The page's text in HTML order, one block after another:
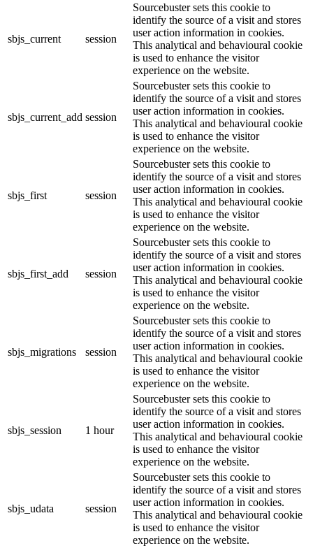
sbjs_current session
Sourcebuster sets this cookie to
identify the source of a visit and stores
user action information in cookies.
This analytical and behavioural cookie
is used to enhance the visitor
experience on the website.
sbjs_current_add session
Sourcebuster sets this cookie to
identify the source of a visit and stores
user action information in cookies.
This analytical and behavioural cookie
is used to enhance the visitor
experience on the website.
sbjs_first session
Sourcebuster sets this cookie to
identify the source of a visit and stores
user action information in cookies.
This analytical and behavioural cookie
is used to enhance the visitor
experience on the website.
sbjs_first_add session
Sourcebuster sets this cookie to
identify the source of a visit and stores
user action information in cookies.
This analytical and behavioural cookie
is used to enhance the visitor
experience on the website.
sbjs_migrations session
Sourcebuster sets this cookie to
identify the source of a visit and stores
user action information in cookies.
This analytical and behavioural cookie
is used to enhance the visitor
experience on the website.
sbjs_session 1 hour
Sourcebuster sets this cookie to
identify the source of a visit and stores
user action information in cookies.
This analytical and behavioural cookie
is used to enhance the visitor
experience on the website.
sbjs_udata session
Sourcebuster sets this cookie to
identify the source of a visit and stores
user action information in cookies.
This analytical and behavioural cookie
is used to enhance the visitor
experience on the website.